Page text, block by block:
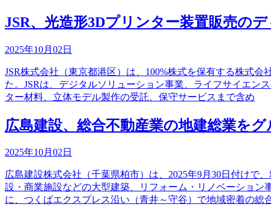
JSR、光造形3Dプリンター装置販売の
2025年10月02日
JSR株式会社（東京都港区）は、100%株式を保有する株式
た。JSRは、デジタルソリューション事業、ライフサイエン
ター材料、立体モデル製作の受託、保守サービスまで含め
広島建設、総合不動産業の地建総業を
2025年10月02日
広島建設株式会社（千葉県柏市）は、2025年9月30日付けで
設・商業施設などの大型建築、リフォーム・リノベーショ
に、つくばエクスプレス沿い（青井～守谷）で地域密着の総